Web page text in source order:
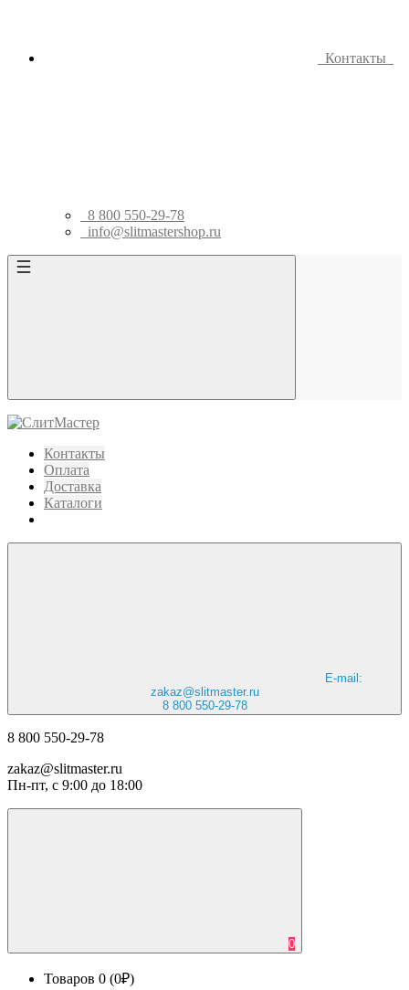
Контакты
8 800 550-29-78
info@slitmastershop.ru
Контакты
Оплата
Доставка
Каталоги
E-mail:
zakaz@slitmaster.ru
8 800 550-29-78
8 800 550-29-78
zakaz@slitmaster.ru
Пн-пт, с 9:00 до 18:00
0
Товаров 0 (0₽)